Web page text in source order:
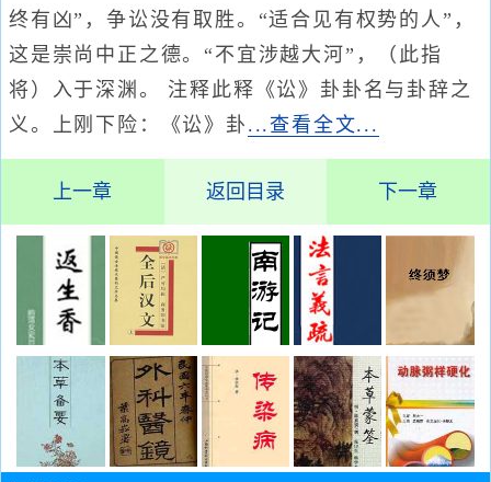
终有凶”，争讼没有取胜。“适合见有权势的人”，
这是崇尚中正之德。“不宜涉越大河”，（此指
将）入于深渊。 注释此释《讼》卦卦名与卦辞之
义。上刚下险：《讼》卦 ...查看全文...
上一章 返回目录 下一章